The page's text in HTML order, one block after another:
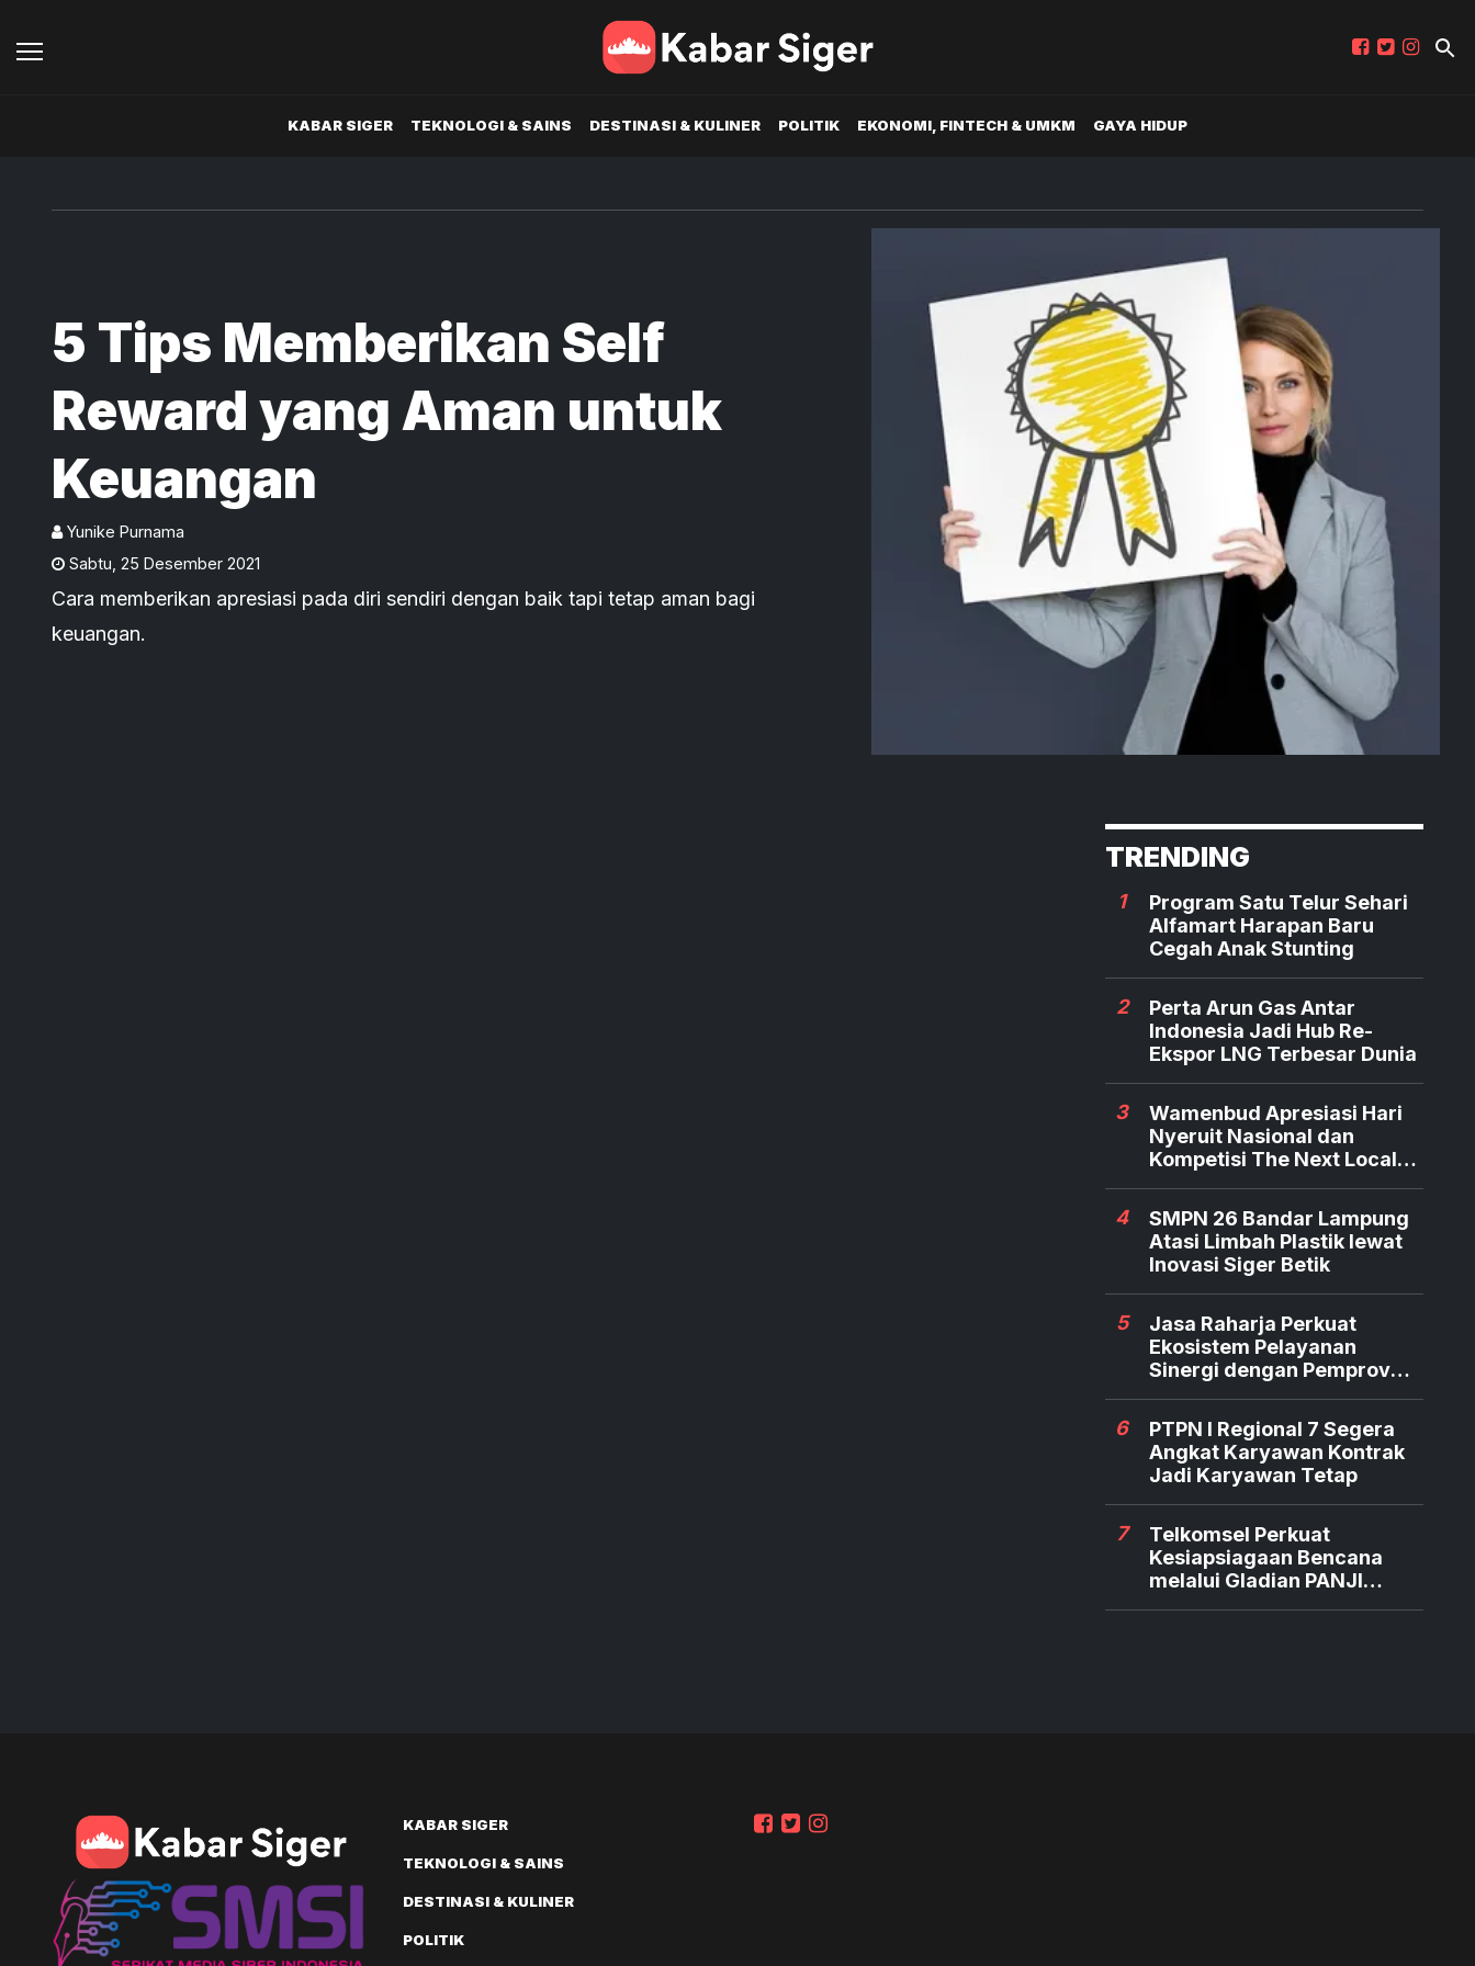
KABAR SIGER TEKNOLOGI & SAINS DESTINASI & KULINER POLITIK EKONOMI, FINTECH & UMKM GAYA HIDUP
5 Tips Memberikan Self
Reward yang Aman untuk
Keuangan
Yunike Purnama
Sabtu 25 Desember 2021
Cara memberikan apresiasi pada diri sendiri dengan baik tapi tetap aman bagi
keuangan.
TRENDING
1
Program Satu Telur Sehari
Alfamart Harapan Baru
Cegah Anak Stunting
2
Perta Arun Gas Antar
Indonesia Jadi Hub Re-
Ekspor LNG Terbesar Dunia
3
Wamenbud Apresiasi Hari
Nyeruit Nasional dan
Kompetisi The Next Local
4
SMPN 26 Bandar Lampung
Atasi Limbah Plastik lewat
Inovasi Siger Betik
5
Jasa Raharja Perkuat
Ekosistem Pelayanan
Sinergi dengan Pemprov
6
PTPN I Regional 7 Segera
Angkat Karyawan Kontrak
Jadi Karyawan Tetap
7
Telkomsel Perkuat
Kesiapsiagaan Bencana
melalui Gladian PANJI
KABAR SIGER
TEKNOLOGI & SAINS
DESTINASI & KULINER
POLITIK